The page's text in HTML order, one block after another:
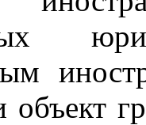
объект